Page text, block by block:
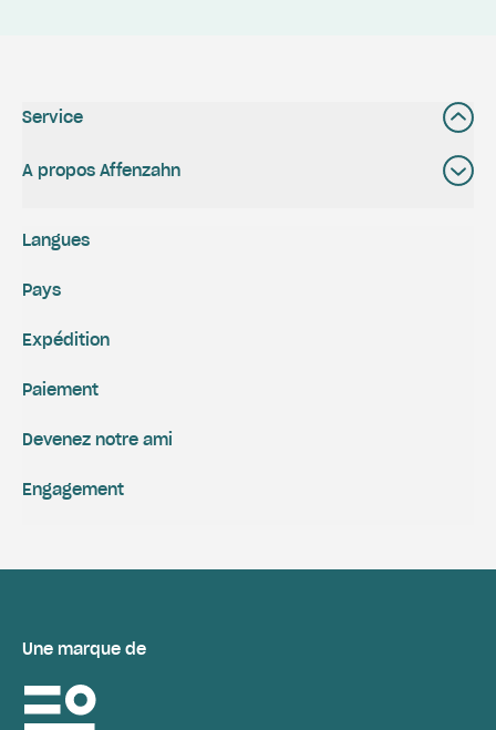
Service
A propos Affenzahn
Expédition
Paiement
Engagement
Devenez notre ami
Langues
Pays
Une marque de